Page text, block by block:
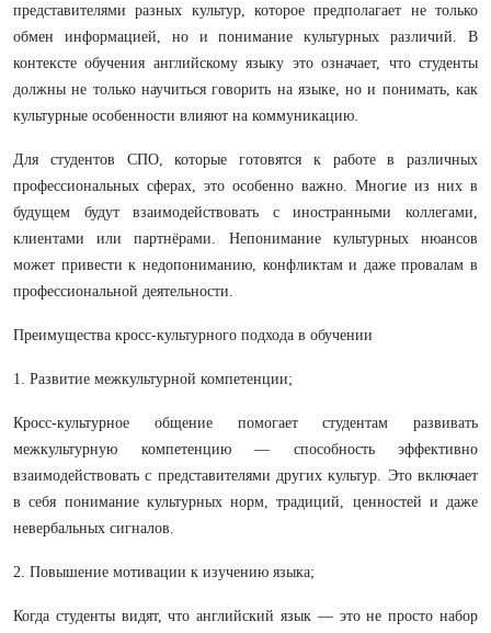
представителями разных культур, которое предполагает не только
обмен информацией, но и понимание культурных различий. В
контексте обучения английскому языку это означает, что студенты
должны не только научиться говорить на языке, но и понимать, как
культурные особенности влияют на коммуникацию.
Для студентов СПО, которые готовятся к работе в различных
профессиональных сферах, это особенно важно. Многие из них в
будущем будут взаимодействовать с иностранными коллегами,
клиентами или партнёрами. Непонимание культурных нюансов
может привести к недопониманию, конфликтам и даже провалам в
профессиональной деятельности.
Преимущества кросс-культурного подхода в обучении
1. Развитие межкультурной компетенции;
Кросс-культурное общение помогает студентам развивать
межкультурную компетенцию — способность эффективно
взаимодействовать с представителями других культур. Это включает
в себя понимание культурных норм, традиций, ценностей и даже
невербальных сигналов.
2. Повышение мотивации к изучению языка;
Когда студенты видят, что английский язык — это не просто набор